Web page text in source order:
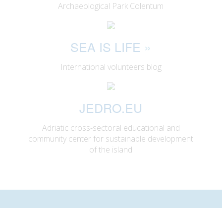
Archaeological Park Colentum
SEA IS LIFE »
International volunteers blog
JEDRO.EU
Adriatic cross-sectoral educational and
community center for sustainable development
of the island